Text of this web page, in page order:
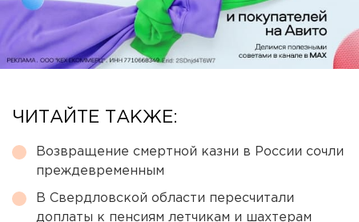
ЧИТАЙТЕ ТАКЖЕ:
Возвращение смертной казни в России сочли
преждевременным
В Свердловской области пересчитали
доплаты к пенсиям летчикам и шахтерам